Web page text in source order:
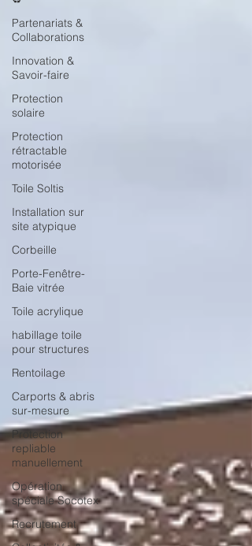
Partenariats &
Collaborations
Innovation &
Savoir-faire
Protection
solaire
Protection
rétractable
motorisée
Toile Soltis
Installation sur
site atypique
Corbeille
Porte-Fenêtre-
Baie vitrée
Toile acrylique
habillage toile
pour structures
Rentoilage
Carports & abris
sur-mesure
Protection
repliable
manuellement
Opération
spéciale Socotex
Recrutement